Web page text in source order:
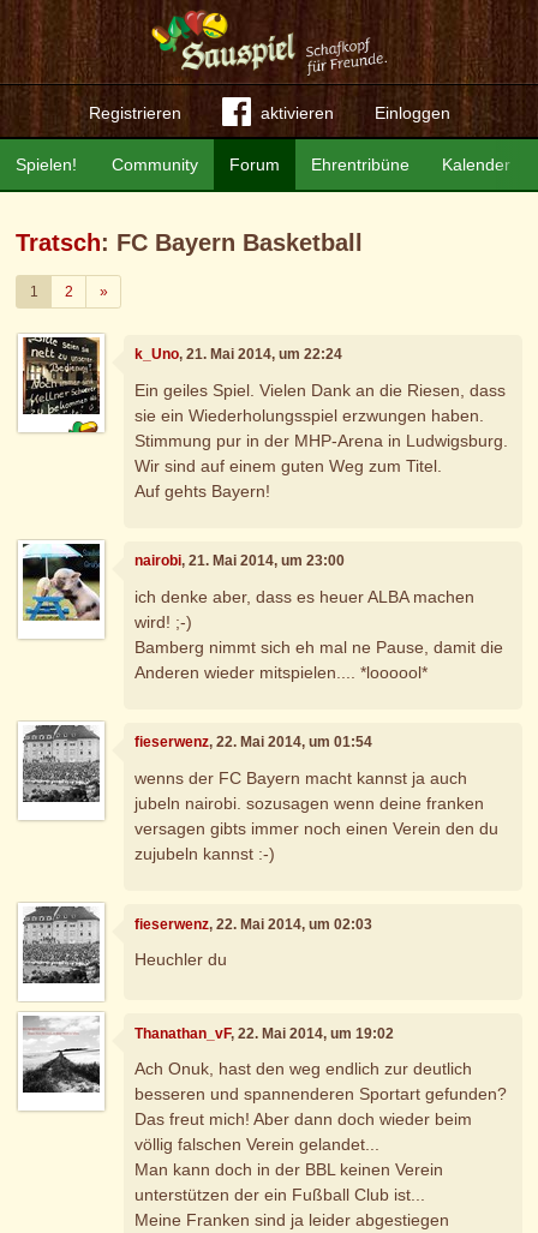
Registrieren aktivieren Einloggen
Community Forum Ehrentribüne Kalender
Spielen!
Tratsch: FC Bayern Basketball
1 2 »Weiter
k_Uno, 21. Mai 2014, um 22:24
Ein geiles Spiel. Vielen Dank an die Riesen, dass
sie ein Wiederholungsspiel erzwungen haben.
Stimmung pur in der MHP-Arena in Ludwigsburg.
Wir sind auf einem guten Weg zum Titel.
Auf gehts Bayern!
nairobi, 21. Mai 2014, um 23:00
ich denke aber, dass es heuer ALBA machen
wird! ;-)
Bamberg nimmt sich eh mal ne Pause, damit die
Anderen wieder mitspielen.... *loooool*
fieserwenz, 22. Mai 2014, um 01:54
wenns der FC Bayern macht kannst ja auch
jubeln nairobi. sozusagen wenn deine franken
versagen gibts immer noch einen Verein den du
zujubeln kannst :-)
fieserwenz, 22. Mai 2014, um 02:03
Heuchler du
Thanathan_vF, 22. Mai 2014, um 19:02
Ach Onuk, hast den weg endlich zur deutlich
besseren und spannenderen Sportart gefunden?
Das freut mich! Aber dann doch wieder beim
völlig falschen Verein gelandet...
Man kann doch in der BBL keinen Verein
unterstützen der ein Fußball Club ist...
Meine Franken sind ja leider abgestiegen